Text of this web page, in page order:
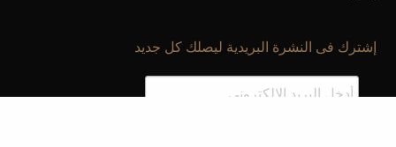
إشترك فى النشرة البريدية ليصلك كل جديد